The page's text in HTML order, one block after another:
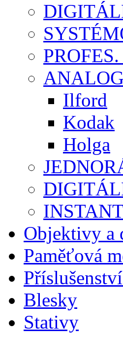
Ilford
Kodak
Holga
Objektivy a
Paměťová
Blesky
Stativy